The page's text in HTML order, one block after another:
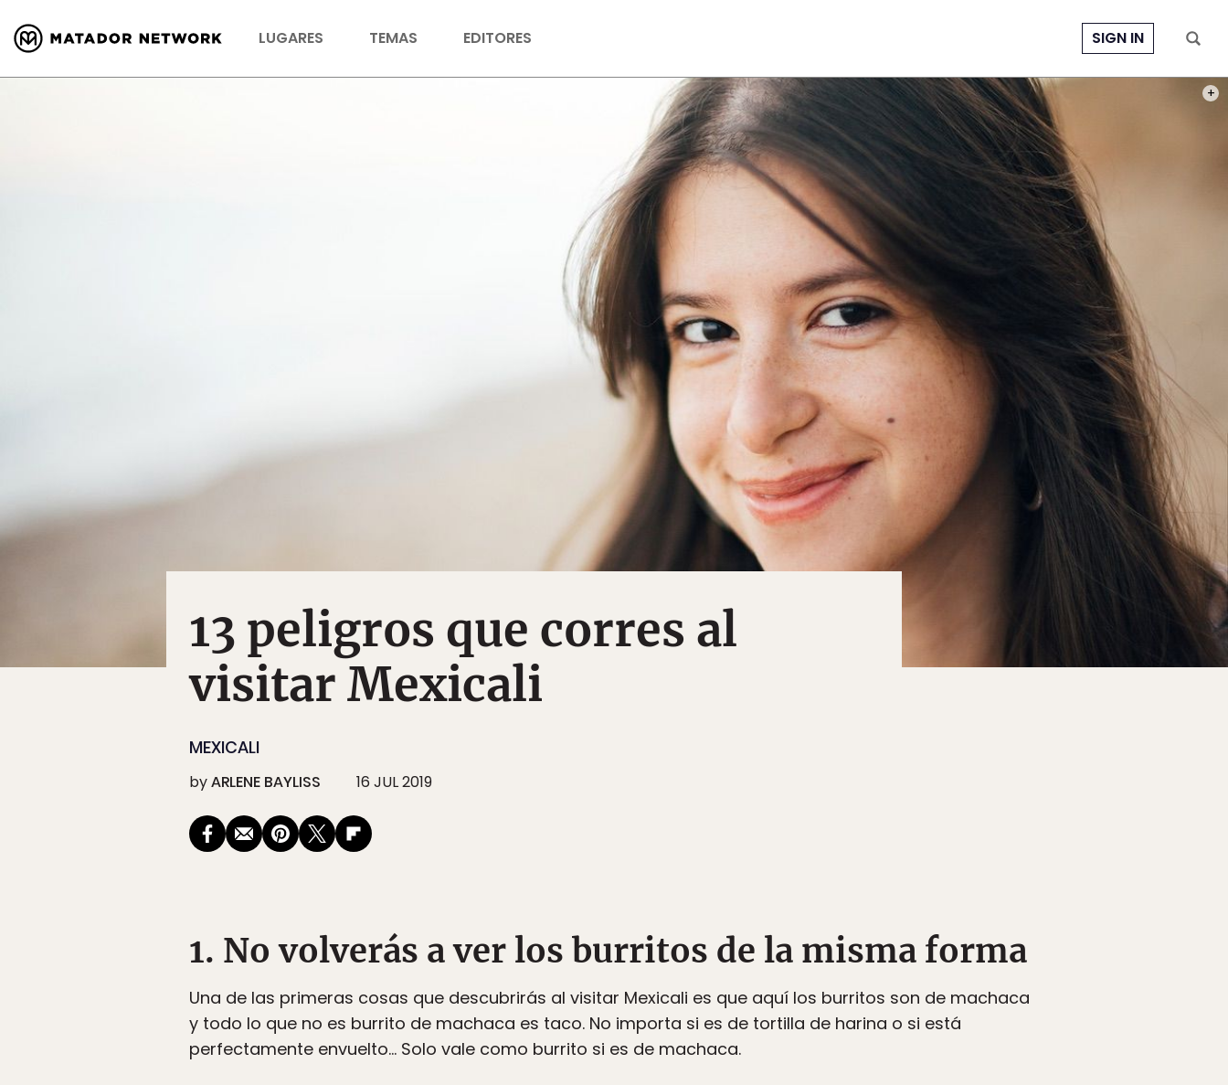
LUGARES TEMAS EDITORES SIGN IN
13 peligros que corres al
visitar Mexicali
MEXICALI
byARLENE BAYLISS 16 JUL 2019
1. No volverás a ver los burritos de la misma forma
Una de las primeras cosas que descubrirás al visitar Mexicali es que aquí los burritos son de machaca
y todo lo que no es burrito de machaca es taco. No importa si es de tortilla de harina o si está
perfectamente envuelto… Solo vale como burrito si es de machaca.